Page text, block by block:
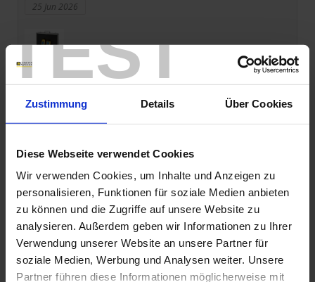
TEST
Zustimmung Details Über Cookies
Diese Webseite verwendet Cookies
Wir verwenden Cookies, um Inhalte und Anzeigen zu
personalisieren, Funktionen für soziale Medien anbieten
zu können und die Zugriffe auf unsere Website zu
analysieren. Außerdem geben wir Informationen zu Ihrer
Verwendung unserer Website an unsere Partner für
soziale Medien, Werbung und Analysen weiter. Unsere
Partner führen diese Informationen möglicherweise mit
25 Jun 2026
NEU: C.A 6683 LOCAT Leitungs- und
Metallsuchgerät
Sanitär- und Heizungsinstallationen – macht Leitungen und
Vollständigen Artikel lesen
17 Jun 2026